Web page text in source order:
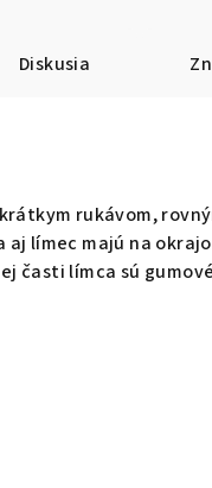
Diskusia
rukávom,
aj límec majú na
časti límca sú